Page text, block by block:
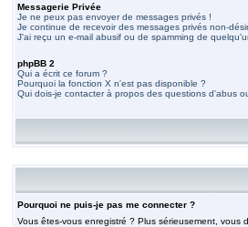
Messagerie Privée
Je ne peux pas envoyer de messages privés !
Je continue de recevoir des messages privés non-
J'ai reçu un e-mail abusif ou de spamming de
phpBB 2
Qui a écrit ce forum ?
Pourquoi la fonction X n'est pas disponible ?
Qui dois-je contacter à propos des questions d'abus
Pourquoi ne puis-je pas me connecter ?
Vous êtes-vous enregistré ? Plus sérieusement,